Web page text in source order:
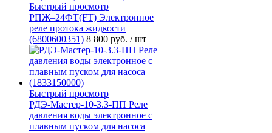
Быстрый просмотр
РПЖ–24ФТ(FT) Электронное
реле протока жидкости
(6800600351) 8 800 руб. / шт
Быстрый просмотр
РДЭ-Мастер-10-3.3-ПП Реле
давления воды электронное с
плавным пуском для насоса